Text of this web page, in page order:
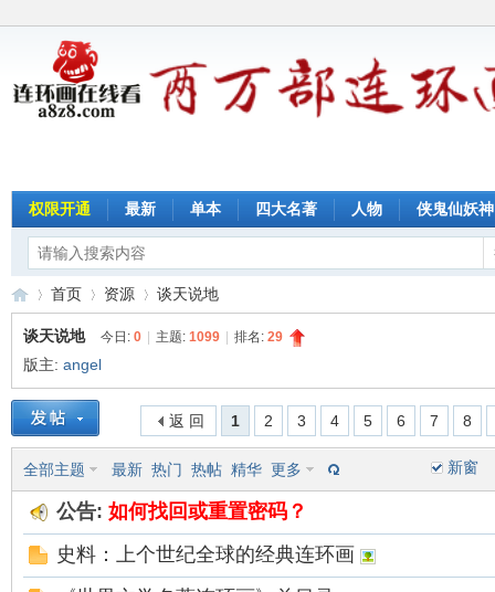
权限开通 最新 单本 四大名著 人物 侠鬼仙妖神
连»
首页
›
资源
›
谈天说地
谈天说地 今日: 0 主题: 1099 排名: 29
版主: angel
1 2 3 4 5 6 7 8
返 回
新窗
全部主题 最新 热门 热帖 精华 更多
公告: 如何找回或重置密码？
史料：上个世纪全球的经典连环画